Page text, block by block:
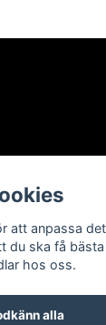
att anpassa
du ska få bästa
hos oss.
alla